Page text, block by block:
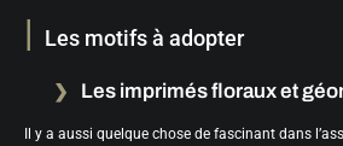
Les motifs à adopter
Les imprimés floraux et
Il y a aussi quelque chose de fascinant dans